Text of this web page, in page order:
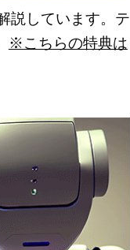
説しています。テ
※こちらの特典は